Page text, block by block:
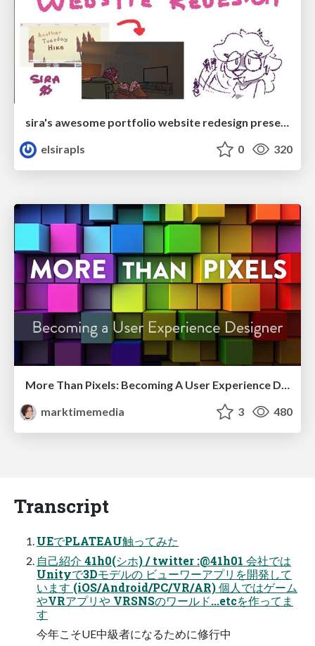
sira's awesome portfolio website redesign presentation
elsirapls
0 320
marktimemedia
3 480
Transcript
UEでPLATEAU触ってみた
自己紹介 41h0(シホ) / twitter :@41h01 会社では
Unityで3Dモデルの ビューワーアプリを開発して
います (iOS/Android/PC/VR/AR) 個人ではゲーム
やVRアプリや VRSNSのワールド...etcを作ってま
す
今年こそUE中級者になるために修行中